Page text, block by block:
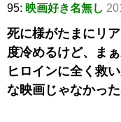
95: 映画好き名無し
死に様がたまにリ
度冷めるけど、ま
ヒロインに全く救
な映画じゃなかっ